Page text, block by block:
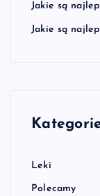
Jakie są
Jakie są
Leki
Polecamy